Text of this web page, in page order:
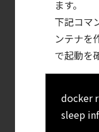
ます。
下記コマ
ンテナを
で起動を
docker
sleep